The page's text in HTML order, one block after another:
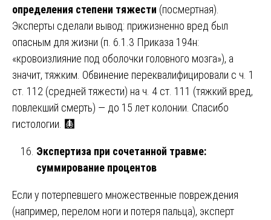
определения степени тяжести (посмертная).
Эксперты сделали вывод: прижизненно вред был
опасным для жизни (п. 6.1.3 Приказа 194н:
«кровоизлияние под оболочки головного мозга»), а
значит, тяжким. Обвинение переквалифицировали с ч. 1
ст. 112 (средней тяжести) на ч. 4 ст. 111 (тяжкий вред,
повлекший смерть) — до 15 лет колонии. Спасибо
гистологии. 🩻
Экспертиза при сочетанной травме:
суммирование процентов
Если у потерпевшего множественные повреждения
(например, перелом ноги и потеря пальца), эксперт